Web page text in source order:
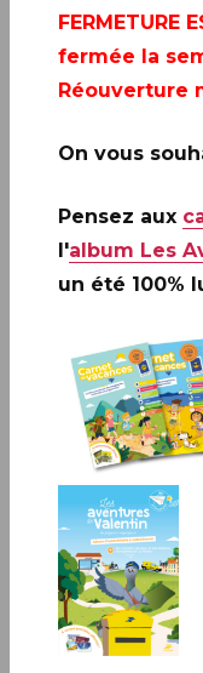
FERMETURE
fermée la
Réouverture
On vous
Pensez aux
l'album Les
un été 100%